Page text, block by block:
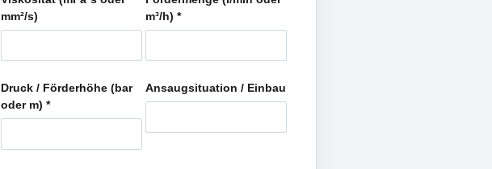
mm²/s)
m³/h) *
Druck / Förderhöhe (bar
oder m)*
Ansaugsituation / Einbau